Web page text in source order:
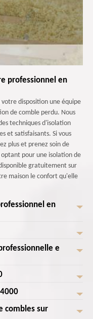
professionnel en
disposition une équipe
de comble perdu. Nous
techniques d'isolation
et satisfaisants. Si vous
plus et prenez soin de
pour une isolation de
gratuitement sur
maison le confort qu'elle
en
de chauffage.
si elle est en vente. Les
dans le 1/3 de votre
nous sans hésitation.
pour réaliser votre
compétitif et à la portée de
pour être à la
veille à ce que toute
et bien installée.
travaux qui s’imposent à
combles, bruits, ou
nécessaires. Nous
e
en isolation de combles à
offrir une expertise de
pour votre confort et
y a le plus de déperditions
est bien plus élevé
le haut vers les plafonds
une isolation intérieure en
combles sur